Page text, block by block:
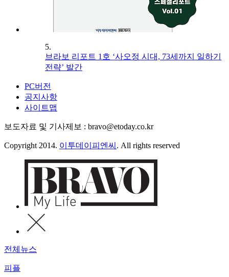
5.
브라보 리포트 1호 ‘사오정 시대, 73세까지 일하기
전략’ 발간
PC버전
공지사항
사이트맵
보도자료 및 기사제보 : bravo@etoday.co.kr
Copyright 2014. 이투데이피엔씨 . All rights reserved
전체뉴스
피플